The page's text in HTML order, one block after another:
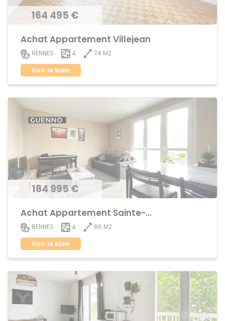
164 495 €
Achat Appartement Villejean
RENNES 4
74 M2
Voir le bien
184 995 €
Achat Appartement Sainte-Thérèse
RENNES 4
66 M2
Voir le bien